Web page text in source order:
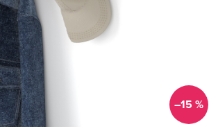
–15 %